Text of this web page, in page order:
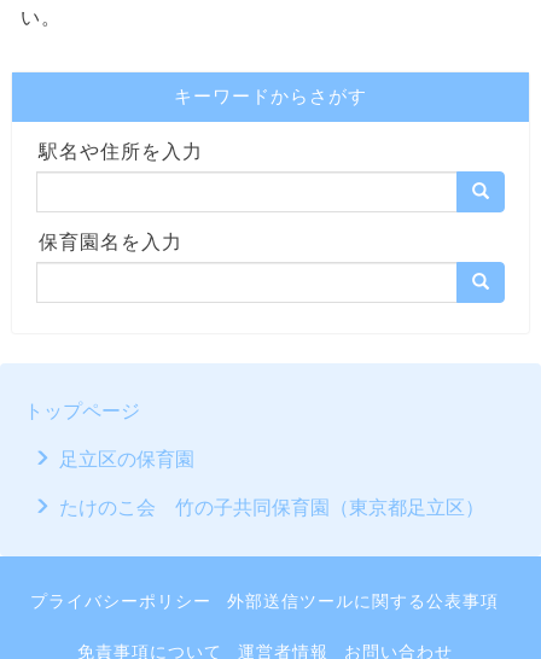
い。
キーワードからさがす
駅名や住所を入力
保育園名を入力
トップページ
足立区の保育園
たけのこ会 竹の子共同保育園（東京都足立区）
プライバシーポリシー 外部送信ツールに関する公表事項
免責事項について 運営者情報 お問い合わせ